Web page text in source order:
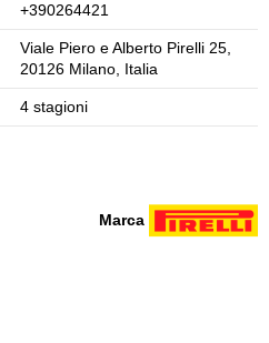
+390264421
Viale Piero e Alberto Pirelli 25,
20126 Milano, Italia
4 stagioni
Marca